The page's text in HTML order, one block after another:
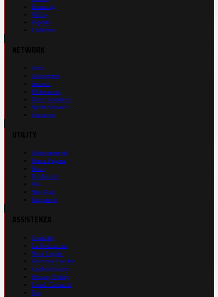
Running
Volley
eSports
Ciclismo
Auto
Autosprint
Inmoto
Motosprint
Guerinsportivo
Sport Network
Fantacup
Abbonamenti
Prima Pagina
Store
Pubblicità
Rss
Site Map
Registrati
Contatti
La Redazione
Nota Legale
Gestione Cookie
Cookie Policy
Privacy Policy
Cond. Generali
Faq